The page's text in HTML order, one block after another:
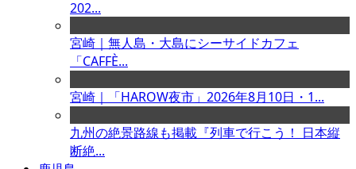
202...
宮崎｜無人島・大島にシーサイドカフェ
「CAFFÈ...
宮崎｜「HAROW夜市」2026年8月10日・1...
九州の絶景路線も掲載『列車で行こう！ 日本縦
断絶...